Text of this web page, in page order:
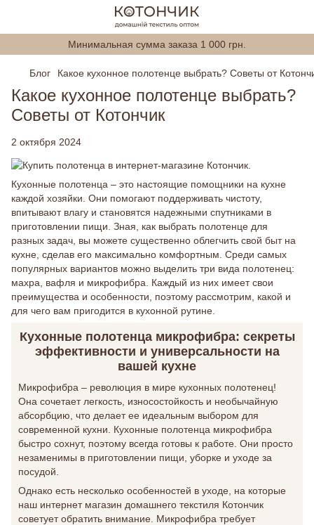
Минимальная сумма заказа 1 000 грн.
Блог Какое кухонное полотенце выбрать? Советы от
Какое кухонное полотенце выбрать?
Советы от Котончик
2 октября 2024
Кухонные полотенца – это настоящие помощники на кухне
каждой хозяйки. Они помогают поддерживать чистоту,
впитывают влагу и становятся надежными спутниками в
приготовлении пищи. Зная, как выбрать полотенце для
разных задач, вы можете существенно облегчить свой быт на
кухне, сделав его максимально комфортным. Среди самых
популярных вариантов можно выделить три вида полотенец:
махра, вафля и микрофибра. Каждый из них имеет свои
преимущества и особенности, поэтому рассмотрим, какой и
для чего вам пригодится в кухонной рутине.
Кухонные полотенца микрофибра: секреты
эффективности и универсальности на
вашей кухне
Микрофибра – революция в мире кухонных полотенец!
Она сочетает легкость, износостойкость и необычайную
абсорбцию, что делает ее идеальным выбором для
современной кухни. Кухонные полотенца микрофибра
быстро сохнут, поэтому всегда готовы к работе. Они просто
незаменимы в приготовлении пищи, уборке и уходе за
посудой.
Однако есть несколько особенностей в уходе, на которые
наш интернет магазин домашнего текстиля Котончик
советует обратить внимание. Микрофибра требует